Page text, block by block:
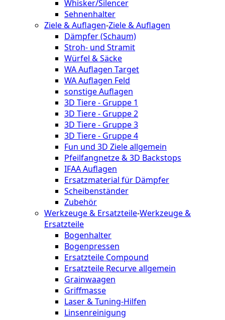
Whisker/Silencer
Sehnenhalter
Ziele & Auflagen-Ziele & Auflagen
Dämpfer (Schaum)
Stroh- und Stramit
Würfel & Säcke
WA Auflagen Target
WA Auflagen Feld
sonstige Auflagen
3D Tiere - Gruppe 1
3D Tiere - Gruppe 2
3D Tiere - Gruppe 3
3D Tiere - Gruppe 4
Fun und 3D Ziele allgemein
Pfeilfangnetze & 3D Backstops
IFAA Auflagen
Ersatzmaterial für Dämpfer
Scheibenständer
Zubehör
Werkzeuge & Ersatzteile-Werkzeuge &
Ersatzteile
Bogenhalter
Bogenpressen
Ersatzteile Compound
Ersatzteile Recurve allgemein
Grainwaagen
Griffmasse
Laser & Tuning-Hilfen
Linsenreinigung